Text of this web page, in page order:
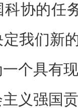
协的任
我们新
个具有
义强国